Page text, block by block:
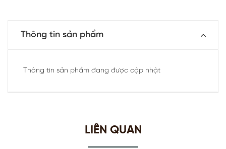
Thông tin sản phẩm
Thông tin sản phẩm đang được cập nhật
LIÊN QUAN